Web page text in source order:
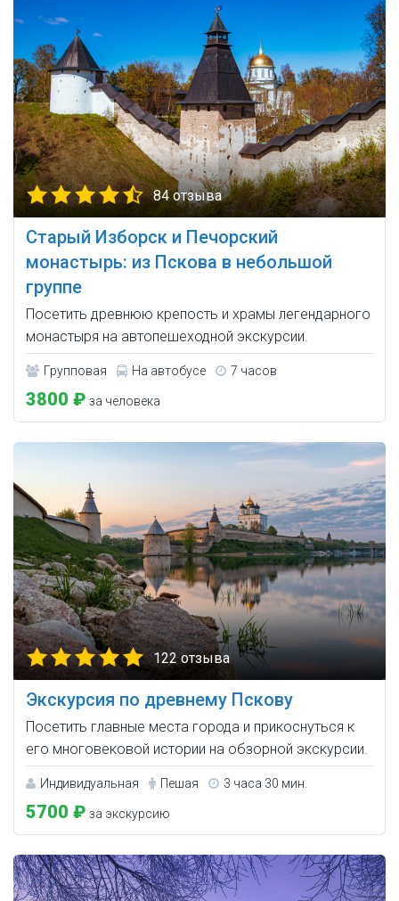
84 отзыва
Старый Изборск и Печорский
монастырь: из Пскова в небольшой
группе
Посетить древнюю крепость и храмы легендарного
монастыря на автопешеходной экскурсии.
Групповая На автобусе 7 часов
3800 ₽ за человека
122 отзыва
Экскурсия по древнему Пскову
Посетить главные места города и прикоснуться к
его многовековой истории на обзорной экскурсии.
Индивидуальная Пешая 3 часа 30 мин.
5700 ₽ за экскурсию